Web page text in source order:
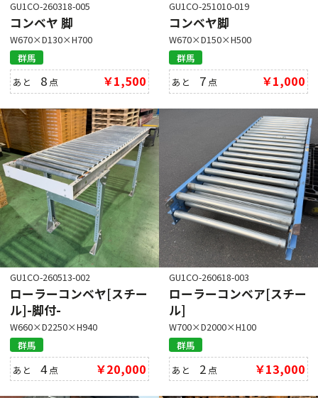
GU1CO-260318-005
コンベヤ 脚
W670×D130×H700
群馬
あと 8 点 ￥1,500
GU1CO-251010-019
コンベヤ脚
W670×D150×H500
群馬
あと 7 点 ￥1,000
GU1CO-260513-002
ローラーコンベヤ[スチー
ル]-脚付-
W660×D2250×H940
群馬
あと4点 ￥20,000
GU1CO-260618-003
ローラーコンベア[スチー
ル]
W700×D2000×H100
群馬
あと 2 点 ￥13,000